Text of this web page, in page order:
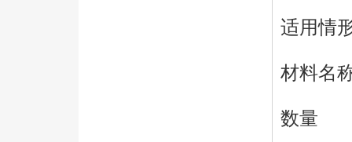
适用情
材料名
数量